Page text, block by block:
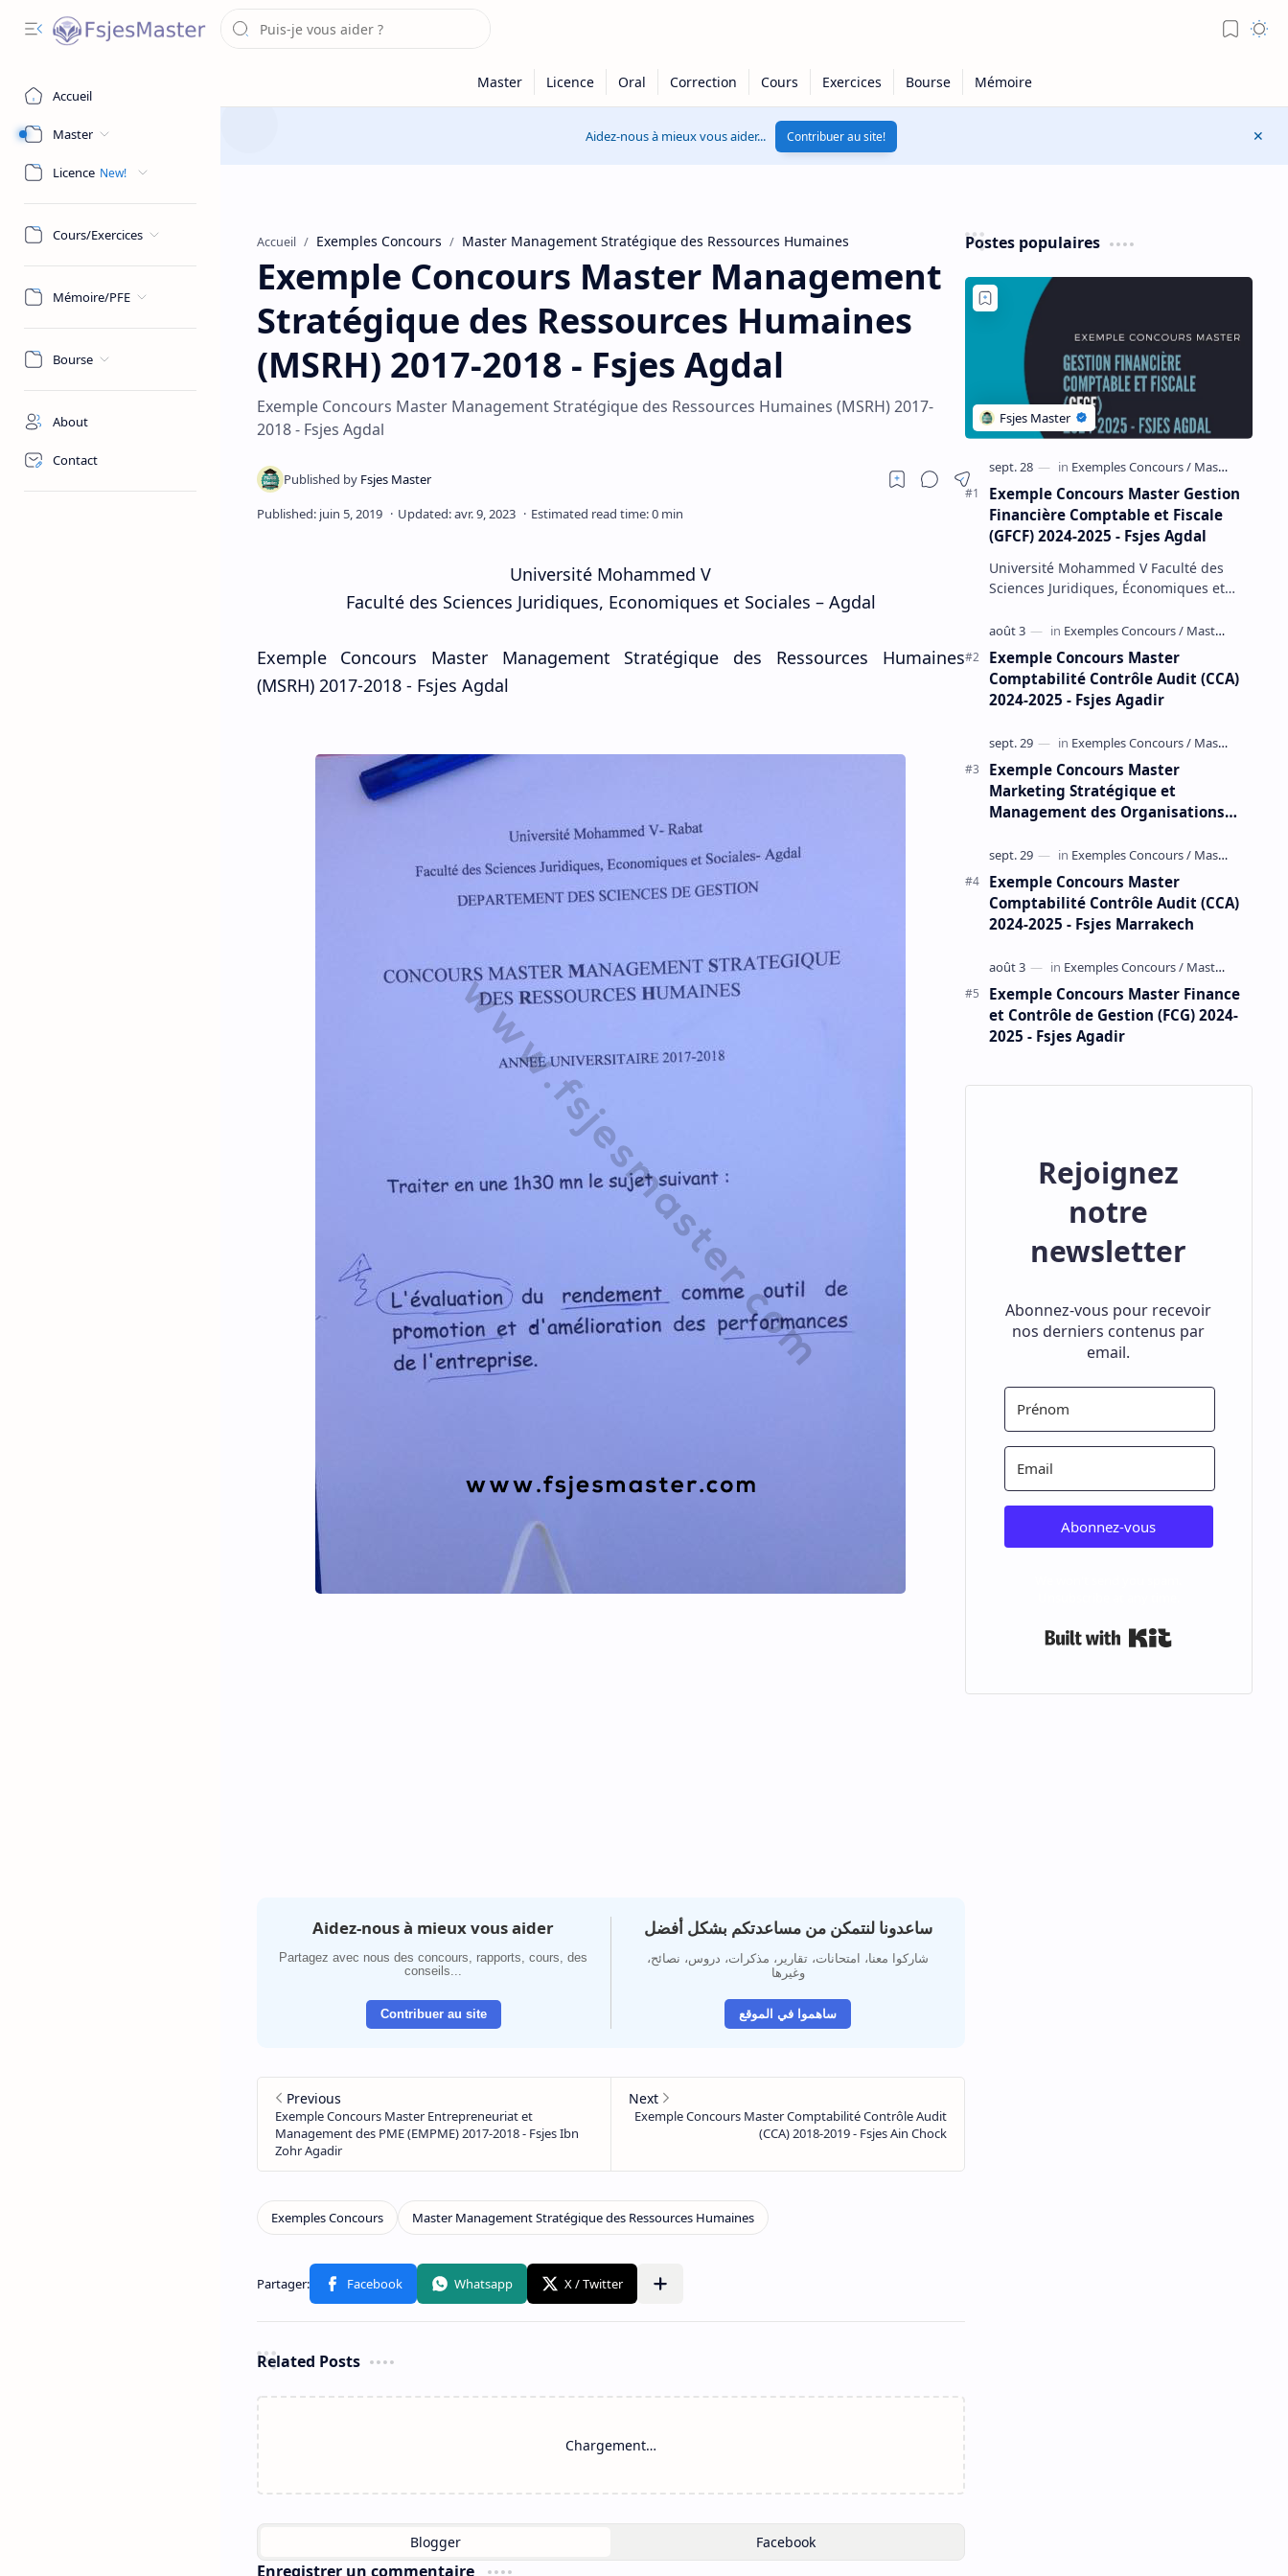
Accueil
Master
Licence
Cours/Exercices
Mémoire/PFE
Bourse
About
Contact
Aidez-nous à mieux vous aider... Contribuer au site!
Accueil Exemples Concours Master Management Stratégique des Ressources Humaines
Exemple Concours Master Management
Stratégique des Ressources Humaines
(MSRH) 2017-2018 - Fsjes Agdal
Exemple Concours Master Management Stratégique des Ressources Humaines (MSRH) 2017-
2018 - Fsjes Agdal
Université Mohammed V
Faculté des Sciences Juridiques, Economiques et Sociales – Agdal
Exemple Concours Master Management Stratégique des Ressources Humaines
(MSRH)2017-2018 - Fsjes Agdal
Aidez-nous à mieux vous aider
Partagez avec nous des concours, rapports, cours, des
conseils...
Contribuer au site
ساعدونا لنتمكن من مساعدتكم بشكل أفضل
شاركوا معنا، امتحانات، تقارير، مذكرات، دروس، نصائح،
وغيرها
ساهموا في الموقع
Related Posts
Chargement…
Enregistrer un commentaire
Postes populaires
Exemple Concours Master Gestion
Financière Comptable et Fiscale
(GFCF) 2024-2025 - Fsjes Agdal
Université Mohammed V Faculté des
Sciences Juridiques, Économiques et
d'accès au Master Gestion Financière
Comp…
Exemple Concours Master
Comptabilité Contrôle Audit (CCA)
2024-2025 - Fsjes Agadir
Exemple Concours Master
Marketing Stratégique et
Management des Organisations
Exemple Concours Master
Comptabilité Contrôle Audit (CCA)
2024-2025 - Fsjes Marrakech
Exemple Concours Master Finance
et Contrôle de Gestion (FCG) 2024-
2025 - Fsjes Agadir
Rejoignez
notre
newsletter
Abonnez-vous pour recevoir
nos derniers contenus par
email.
Abonnez-vous